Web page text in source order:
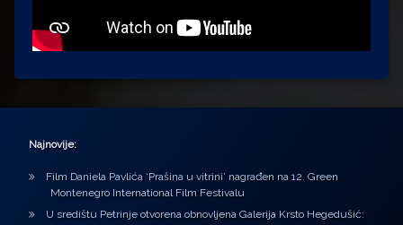
Najnovije:
Film Daniela Pavlića ‘Prašina u vitrini’ nagrađen na 12. Green
Montenegro International Film Festivalu
U središtu Petrinje otvorena obnovljena Galerija Krsto Hegedušić: